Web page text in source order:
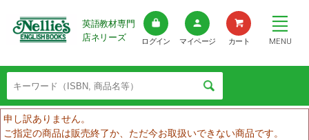
英語教材専門
店ネリーズ
ログイン マイページ カート MENU
申し訳ありません。
ご指定の商品は販売終了か、ただ今お取扱いできない商品です。